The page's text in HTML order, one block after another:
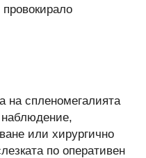
на спленомегалията
или хирургично
по оперативен